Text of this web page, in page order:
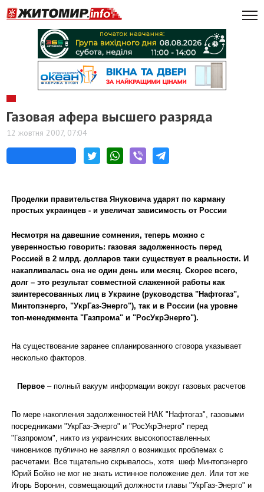
Газовая афера высшего разряда
12 жовтня 2007, 07:04
Проделки правительства Януковича ударят по карману
простых украинцев - и увеличат зависимость от России
Несмотря на давешние сомнения, теперь можно с
уверенностью говорить: газовая задолженность перед
Россией в 2 млрд. долларов таки существует в реальности. И
накапливалась она не один день или месяц. Скорее всего,
долг – это результат совместной слаженной работы как
заинтересованных лиц в Украине (руководства "Нафтогаз",
Минтопэнерго, "УкрГаз-Энерго"), так и в России (на уровне
топ-менеджмента "Газпрома" и "РосУкрЭнерго").
На существование заранее спланированного сговора указывает
несколько факторов.
Первое– полный вакуум информации вокруг газовых расчетов
По мере накопления задолженностей НАК "Нафтогаз", газовыми
посредниками "УкрГаз-Энерго" и "РосУкрЭнерго" перед
"Газпромом", никто из украинских высокопоставленных
чиновников публично не заявлял о возникших проблемах с
расчетами. Все тщательно скрывалось, хотя шеф Минтопэнерго
Юрий Бойко не мог не знать истинное положение дел. Или тот же
Игорь Воронин, совмещающий должности главы "УкрГаз-Энерго" и